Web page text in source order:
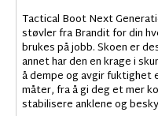
Tactical Boot Next
støvler fra Brandit for din
brukes på jobb. Skoen er
annet har den en krage i
å dempe og avgir
måter, fra å gi deg et mer
stabilisere anklene og